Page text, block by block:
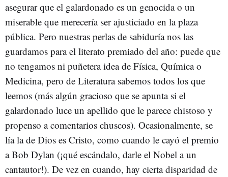
asegurar que el galardonado es un genocida o un
miserable que merecería ser ajusticiado en la plaza
pública. Pero nuestras perlas de sabiduría nos las
guardamos para el literato premiado del año: puede que
no tengamos ni puñetera idea de Física, Química o
Medicina, pero de Literatura sabemos todos los que
leemos (más algún gracioso que se apunta si el
galardonado luce un apellido que le parece chistoso y
propenso a comentarios chuscos). Ocasionalmente, se
lía la de Dios es Cristo, como cuando le cayó el premio
a Bob Dylan (¡qué escándalo, darle el Nobel a un
cantautor!). De vez en cuando, hay cierta disparidad de